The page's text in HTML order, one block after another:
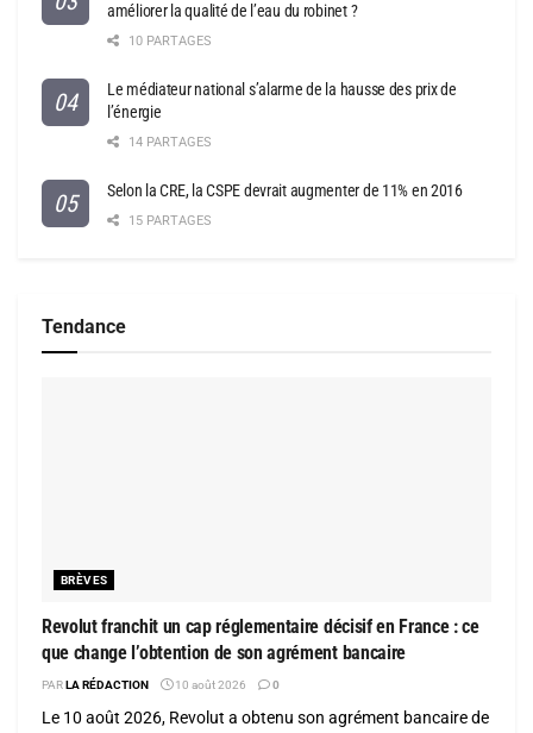
améliorer la qualité de l’eau du robinet ?
10 PARTAGES
Le médiateur national s’alarme de la hausse des prix de
l’énergie
14 PARTAGES
Selon la CRE, la CSPE devrait augmenter de 11% en 2016
15 PARTAGES
Tendance
BRÈVES
Revolut franchit un cap réglementaire décisif en France : ce
que change l’obtention de son agrément bancaire
PAR LA RÉDACTION 10 août 2026 0
Le 10 août 2026, Revolut a obtenu son agrément bancaire de